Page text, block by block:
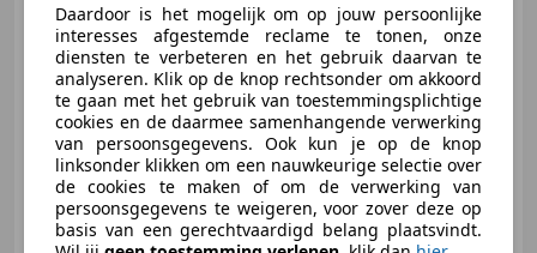
€ 16.250
09/2021 149.033 km Benzine
125 kW (170 PK)
Voor Financiering & Leasing --bel ons--
Daardoor is het mogelijk om op jouw persoonlijke
interesses afgestemde reclame te tonen, onze
diensten te verbeteren en het gebruik daarvan te
analyseren. Klik op de knop rechtsonder om akkoord
te gaan met het gebruik van toestemmingsplichtige
cookies en de daarmee samenhangende verwerking
van persoonsgegevens. Ook kun je op de knop
linksonder klikken om een nauwkeurige selectie over
de cookies te maken of om de verwerking van
persoonsgegevens te weigeren, voor zover deze op
basis van een gerechtvaardigd belang plaatsvindt.